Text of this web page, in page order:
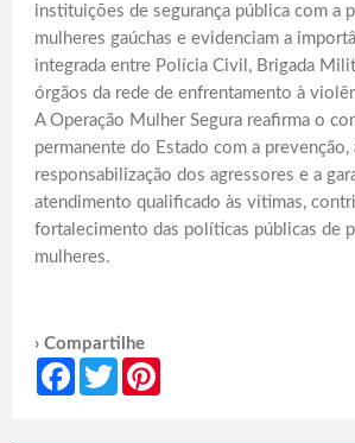
instituições de segurança pública com a
mulheres gaúchas e evidenciam a
integrada entre Polícia Civil, Brigada
órgãos da rede de enfrentamento à
A Operação Mulher Segura reafirma o
permanente do Estado com a prevenção,
responsabilização dos agressores e a
atendimento qualificado às vítimas,
fortalecimento das políticas públicas de
mulheres.
› Compartilhe
FacebookTwitter